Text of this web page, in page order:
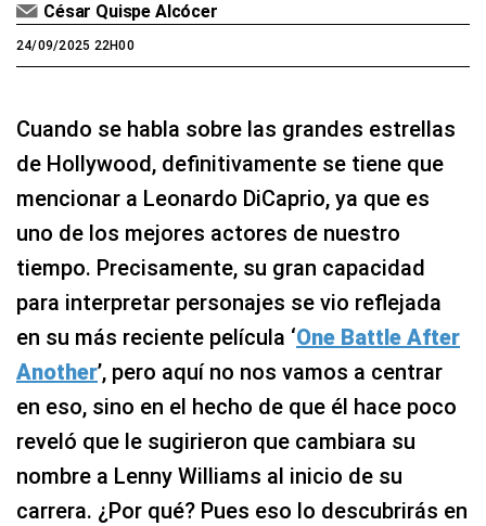
César Quispe Alcócer
24/09/2025 22H00
Cuando se habla sobre las grandes estrellas
de Hollywood, definitivamente se tiene que
mencionar a Leonardo DiCaprio, ya que es
uno de los mejores actores de nuestro
tiempo. Precisamente, su gran capacidad
para interpretar personajes se vio reflejada
en su más reciente película ‘One Battle After
Another’, pero aquí no nos vamos a centrar
en eso, sino en el hecho de que él hace poco
reveló que le sugirieron que cambiara su
nombre a Lenny Williams al inicio de su
carrera. ¿Por qué? Pues eso lo descubrirás en